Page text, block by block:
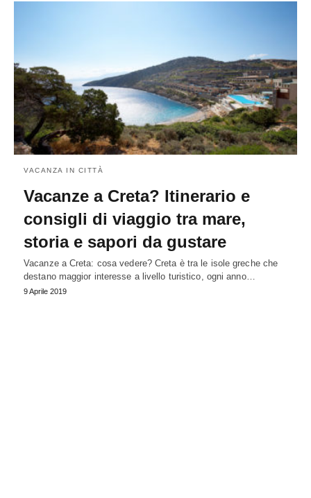
VACANZA IN CITTÀ
Vacanze a Creta? Itinerario e
consigli di viaggio tra mare,
storia e sapori da gustare
Vacanze a Creta: cosa vedere? Creta è tra le isole greche che
destano maggior interesse a livello turistico, ogni anno…
9 Aprile 2019